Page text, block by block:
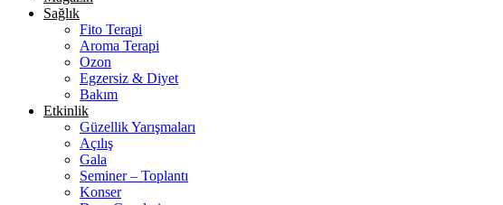
Sağlık
Fito Terapi
Aroma Terapi
Ozon
Egzersiz & Diyet
Bakım
Etkinlik
Güzellik Yarışmaları
Açılış
Gala
Seminer – Toplantı
Konser